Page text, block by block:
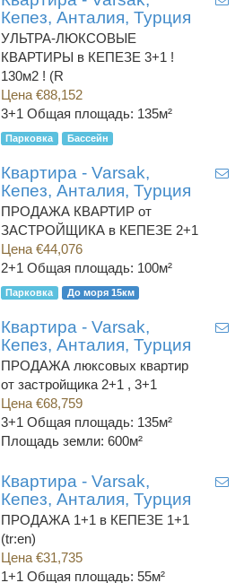
Кепез, Анталия, Турция
УЛЬТРА-ЛЮКСОВЫЕ
КВАРТИРЫ в КЕПЕЗЕ 3+1 !
130м2 ! (R
Цена €88,152
3+1 Общая площадь: 135м²
Парковка Бассейн
Квартира - Varsak,
Кепез, Анталия, Турция
ПРОДАЖА КВАРТИР от
ЗАСТРОЙЩИКА в КЕПЕЗЕ 2+1
Цена €44,076
2+1 Общая площадь: 100м²
Парковка До моря 15км
Квартира - Varsak,
Кепез, Анталия, Турция
ПРОДАЖА люксовых квартир
от застройщика 2+1 , 3+1
Цена €68,759
3+1 Общая площадь: 135м²
Площадь земли: 600м²
Квартира - Varsak,
Кепез, Анталия, Турция
ПРОДАЖА 1+1 в КЕПЕЗЕ 1+1
(tr:en)
Цена €31,735
1+1 Общая площадь: 55м²